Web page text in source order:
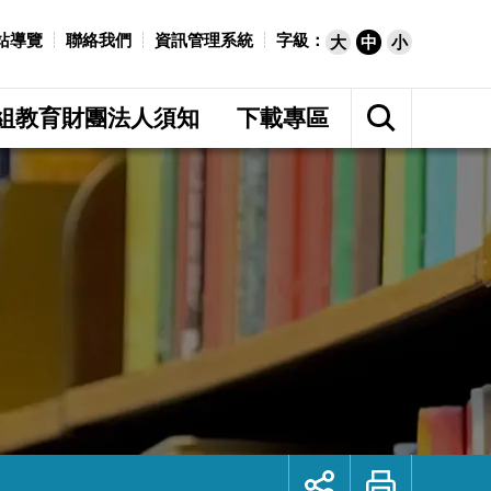
導覽 聯絡我們 資訊管理系統 字級： 大 中 小
教育財團法人須知 下載專區
展
開
網
站
尋
展
列